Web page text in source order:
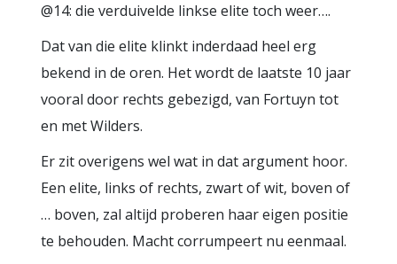
@14: die verduivelde linkse elite toch weer….
Dat van die elite klinkt inderdaad heel erg
bekend in de oren. Het wordt de laatste 10 jaar
vooral door rechts gebezigd, van Fortuyn tot
en met Wilders.
Er zit overigens wel wat in dat argument hoor.
Een elite, links of rechts, zwart of wit, boven of
… boven, zal altijd proberen haar eigen positie
te behouden. Macht corrumpeert nu eenmaal.